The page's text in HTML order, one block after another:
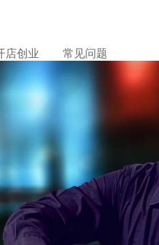
店创业 常见问题